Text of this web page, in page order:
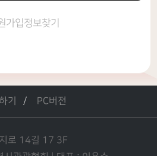
가입정보찾기
기 PC버전
로 14길 17 3F